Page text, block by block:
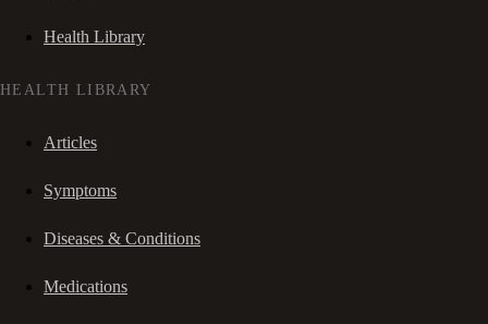
Health Library
HEALTH LIBRARY
Articles
Symptoms
Diseases & Conditions
Medications